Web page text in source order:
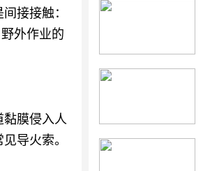
接接触：
外作业的
黏膜侵入人
导火索。